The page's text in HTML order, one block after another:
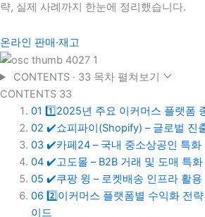
략, 실제 사례까지 한눈에 정리했습니다.
온라인 판매·재고
CONTENTS · 33 목차 펼쳐보기
CONTENTS 33
01 1️⃣2025년 주요 이커머스 플랫폼
02 ✔️쇼피파이(Shopify) – 글로벌 진
03 ✔️카페24 – 국내 중소상공인 특화
04 ✔️고도몰 – B2B 거래 및 도매 특화
05 ✔️쿠팡 윙 – 로켓배송 인프라 활용
06 2️⃣이커머스 플랫폼별 수익화 전
이드